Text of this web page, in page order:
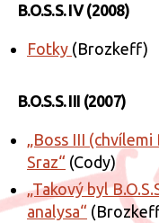
B.O.S.S. IV (2008)
Fotky (Brozkeff)
B.O.S.S. III (2007)
„Boss III
Sraz“ (Cody)
„Takový byl
analysa“